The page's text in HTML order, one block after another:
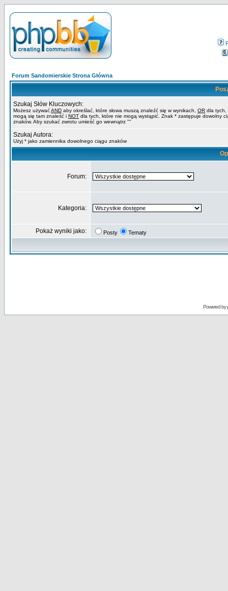
Forum Sandomierskie Strona Główna
Szukaj Słów Kluczowych:
Możesz używaćAND aby określać, które słowa muszą znaleźć się w wynikach, OR dla tych,
mogą się tam znaleść i NOT dla tych, które nie mogą wystąpić. Znak * zastępuje dowolny
znaków. Aby szukać zwrotu umieść go wewnątrz ""
Szukaj Autora:
Użyj * jako zamiennika dowolnego ciągu znaków
Forum:
Kategoria:
Pokaż wyniki jako: Posty Tematy
Powered by